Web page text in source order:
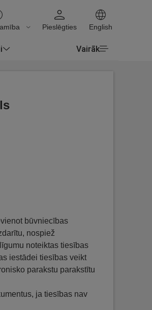
Pieslēgties English
Vairāk
būvniecības
nospiež
noteiktas tiesības
iestādei tiesības veikt
parakstu parakstītu
ja tiesības nav